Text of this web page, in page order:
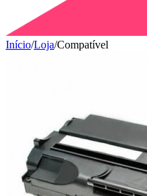
Início/Loja/Compatível